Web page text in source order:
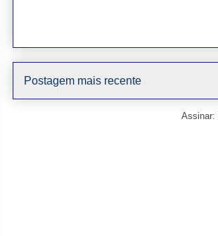
Postagem mais recente
Assinar: